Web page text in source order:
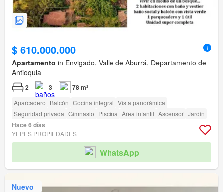
$ 610.000.000
Apartamento in Envigado, Valle de Aburrá, Departamento de
Antioquia
2 3 78 m²
Aparcadero Balcón Cocina integral Vista panorámica
Seguridad privada Gimnasio Piscina Área infantil Ascensor Jardín
Hace 6 días
YEPES PROPIEDADES
WhatsApp
Nuevo